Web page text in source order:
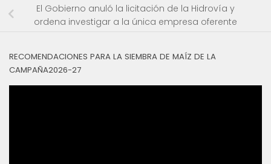
El Gobierno anuló la licitación de la Hidrovía y
ordena investigar a la única empresa oferente
RECOMENDACIONES PARA LA SIEMBRA DE MAÍZ DE LA
CAMPAÑA2026-27